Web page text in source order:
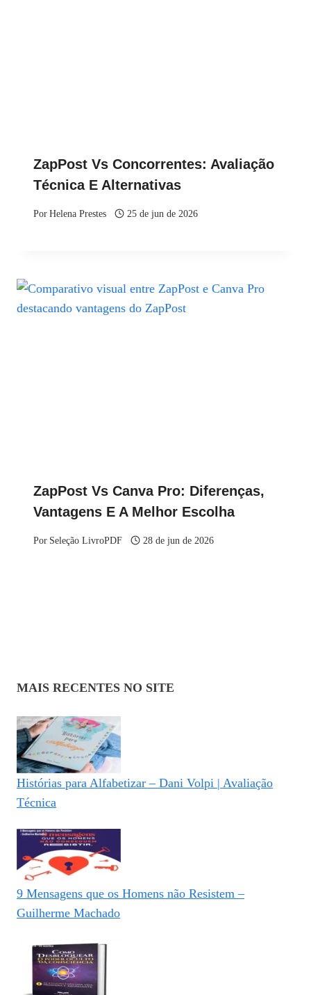
ZapPost Vs Concorrentes: Avaliação
Técnica E Alternativas
PorHelena Prestes 25 de jun de 2026
ZapPost Vs Canva Pro: Diferenças,
Vantagens E A Melhor Escolha
Por Seleção LivroPDF 28 de jun de 2026
MAIS RECENTES NO SITE
Histórias para Alfabetizar – Dani Volpi | Avaliação
Técnica
9 Mensagens que os Homens não Resistem –
Guilherme Machado